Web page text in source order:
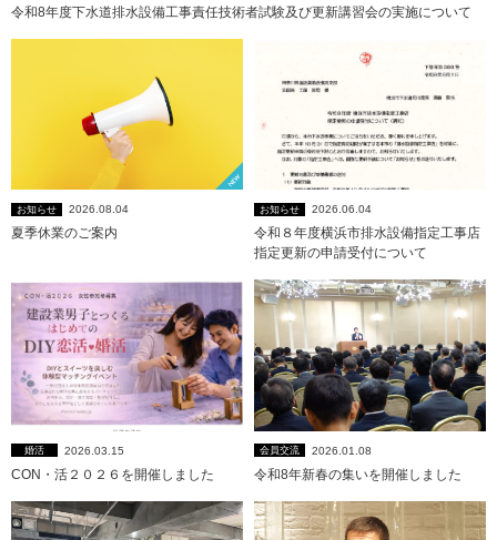
令和8年度下水道排水設備工事責任技術者試験及び更新講習会の実施について
お知らせ 2026.08.04
夏季休業のご案内
お知らせ 2026.06.04
令和８年度横浜市排水設備指定工事店
指定更新の申請受付について
婚活 2026.03.15
CON・活２０２６を開催しました
会員交流 2026.01.08
令和8年新春の集いを開催しました